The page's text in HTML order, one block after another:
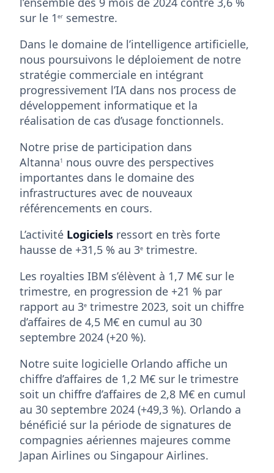
sur le 1 er semestre.
Dans le domaine de l’intelligence artificielle,
nous poursuivons le déploiement de notre
stratégie commerciale en intégrant
progressivement l’IA dans nos process de
développement informatique et la
réalisation de cas d’usage fonctionnels.
Notre prise de participation dans
Altanna1 nous ouvre des perspectives
importantes dans le domaine des
infrastructures avec de nouveaux
référencements en cours.
L’activité Logiciels ressort en très forte
hausse de +31,5 % au 3e trimestre.
Les royalties IBM s’élèvent à 1,7 M€ sur le
trimestre, en progression de +21 % par
rapport au 3e trimestre 2023, soit un chiffre
d’affaires de 4,5 M€ en cumul au 30
septembre 2024 (+20 %).
Notre suite logicielle Orlando affiche un
chiffre d’affaires de 1,2 M€ sur le trimestre
soit un chiffre d’affaires de 2,8 M€ en cumul
au 30 septembre 2024 (+49,3 %). Orlando a
bénéficié sur la période de signatures de
compagnies aériennes majeures comme
Japan Airlines ou Singapour Airlines.